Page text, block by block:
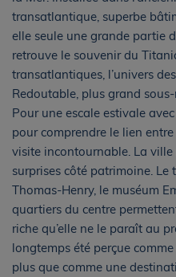
transatlantique, superbe
elle seule une grande partie
retrouve le souvenir du
transatlantiques, l’univers
Redoutable, plus grand
Pour une escale estivale
pour comprendre le lien
visite incontournable. La ville
surprises côté patrimoine. Le
Thomas-Henry, le muséum
quartiers du centre
riche qu’elle ne le paraît au
longtemps été perçue
plus que comme une